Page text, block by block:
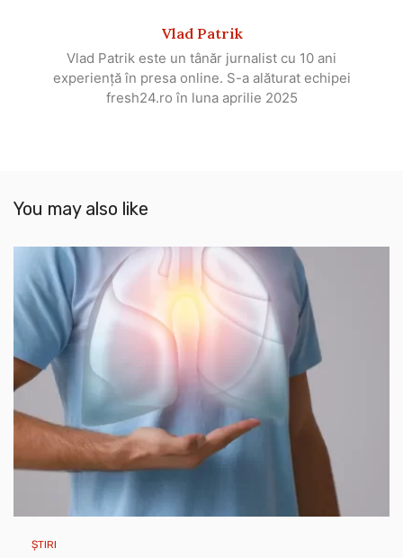
Vlad Patrik
Vlad Patrik este un tânăr jurnalist cu 10 ani
experiență în presa online. S-a alăturat echipei
fresh24.ro în luna aprilie 2025
You may also like
ȘTIRI